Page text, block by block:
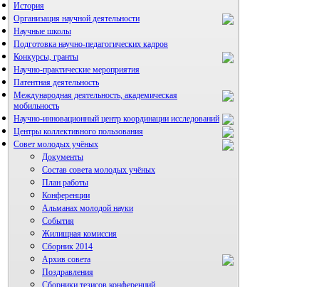
История
Организация научной деятельности
Научные школы
Подготовка научно-педагогических кадров
Конкурсы, гранты
Научно-практические мероприятия
Патентная деятельность
Международная деятельность, академическая
мобильность
Научно-инновационный центр координации исследований
НИИ микрохирургии и клинической анатомии
Центры коллективного пользования
Совет молодых учёных
Документы
Состав совета молодых учёных
План работы
Конференции
Альманах молодой науки
События
Жилищная комиссия
Сборник 2014
Архив совета
Поздравления